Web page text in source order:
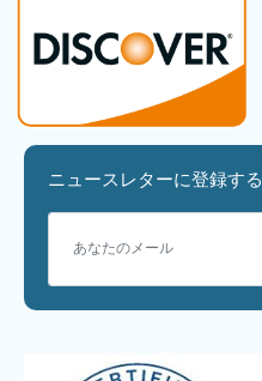
ニュースレターに登録する